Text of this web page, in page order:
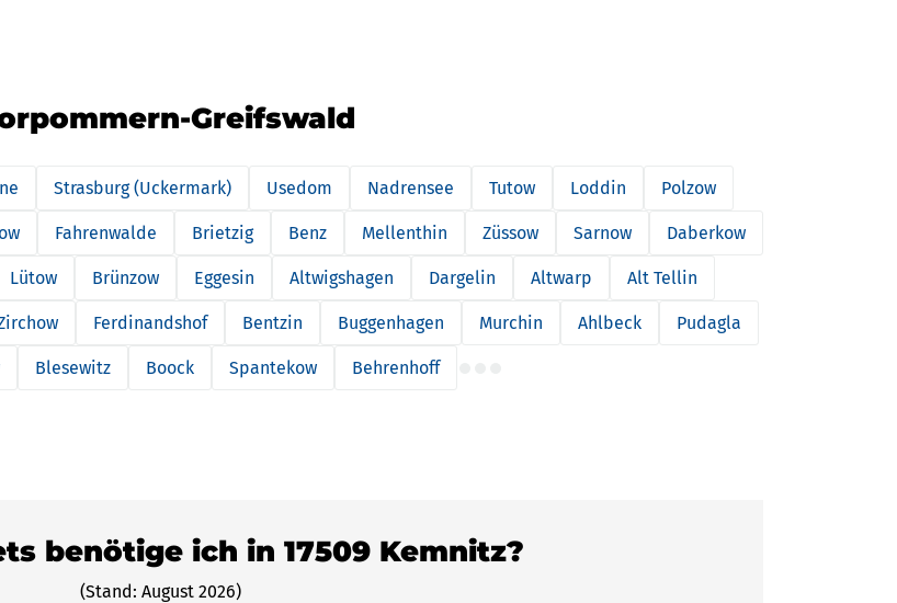
Greifswald
Strasburg (Uckermark) Usedom Nadrensee Tutow Loddin Polzow
Fahrenwalde Brietzig Benz Mellenthin Züssow Sarnow Daberkow
Lütow Brünzow Eggesin Altwigshagen Dargelin Altwarp Alt Tellin
Ferdinandshof Bentzin Buggenhagen Murchin Ahlbeck Pudagla
Blesewitz Boock Spantekow Behrenhoff
benötige ich in 17509 Kemnitz?
(Stand: August 2026)